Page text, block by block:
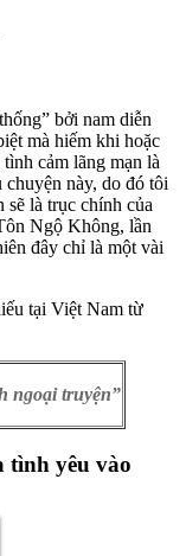
bởi nam diễn
mà hiếm khi hoặc
cảm lãng mạn là
này, do đó tôi
là trục chính của
Ngộ Không, lần
đây chỉ là một vài
tại Việt Nam từ
ngoại truyện”
tình yêu vào